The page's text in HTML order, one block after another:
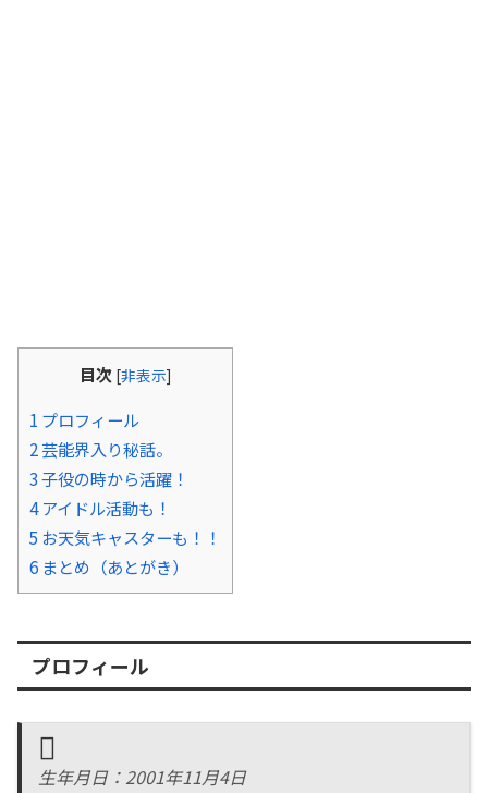
目次 [非表示]
1 プロフィール
2芸能界入り秘話。
3子役の時から活躍！
4アイドル活動も！
5 お天気キャスターも！！
6 まとめ（あとがき）
プロフィール
生年月日：2001年11月4日